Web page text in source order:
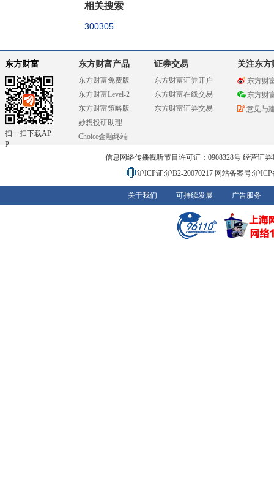
相关搜索
300305
东方财富
扫一扫下载AP
P
东方财富产品
东方财富免费版
东方财富Level-2
东方财富策略版
妙想投研助理
Choice金融终端
证券交易
东方财富证券开户
东方财富在线交易
东方财富证券交易
关注东方
东方财
东方财
意见与
信息网络传播视听节目许可证：0908328号 经营证
沪ICP证:沪B2-20070217 网站备案号:沪
关于我们 可持续发展 广告服务